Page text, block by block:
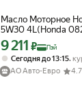
Масло Моторное
5W30 4L(Honda
Цена с картой
9 211 ₽ Пэй
Сегодня до 13:15,
АО Авто-Евро
4.7